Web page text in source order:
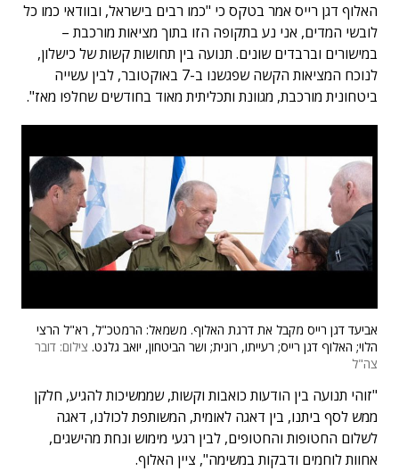
האלוף דגן רייס אמר בטקס כי "כמו רבים בישראל, ובוודאי כמו כל
לובשי המדים, אני נע בתקופה הזו בתוך מציאות מורכבת –
במישורים וברבדים שונים. תנועה בין תחושות קשות של כישלון,
לנוכח המציאות הקשה שפגשנו ב-7 באוקטובר, לבין עשייה
ביטחונית מורכבת, מגוונת ותכליתית מאוד בחודשים שחלפו מאז".
אביעד דגן רייס מקבל את דרגת האלוף. משמאל: הרמטכ"ל, רא"ל הרצי
הלוי; האלוף דגן רייס; רעייתו, רונית; ושר הביטחון, יואב גלנט. צילום: דובר
צה"ל
"זוהי תנועה בין הודעות כואבות וקשות, שממשיכות להגיע, חלקן
ממש לסף ביתנו, בין דאגה לאומית, המשותפת לכולנו, דאגה
לשלום החטופות והחטופים, לבין רגעי מימוש ונחת מהישגים,
אחוות לוחמים ודבקות במשימה", ציין האלוף.